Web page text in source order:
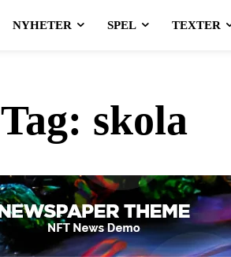
NYHETER SPEL TEXTER
Tag: skola